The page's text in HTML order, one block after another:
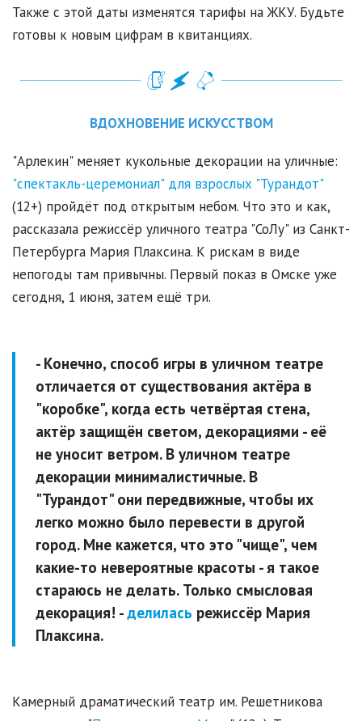
Также с этой даты изменятся тарифы на ЖКУ. Будьте
готовы к новым цифрам в квитанциях.
ВДОХНОВЕНИЕ ИСКУССТВОМ
"Арлекин" меняет кукольные декорации на уличные:
"спектакль-церемониал" для взрослых "Турандот"
(12+) пройдёт под открытым небом. Что это и как,
рассказала режиссёр уличного театра "СоЛу" из Санкт-
Петербурга Мария Плаксина. К рискам в виде
непогоды там привычны. Первый показ в Омске уже
сегодня, 1 июня, затем ещё три.
- Конечно, способ игры в уличном театре
отличается от существования актёра в
"коробке", когда есть четвёртая стена,
актёр защищён светом, декорациями - её
не уносит ветром. В уличном театре
декорации минималистичные. В
"Турандот" они передвижные, чтобы их
легко можно было перевести в другой
город. Мне кажется, что это "чище", чем
какие-то невероятные красоты - я такое
стараюсь не делать. Только смысловая
декорация! -делилась режиссёр Мария
Плаксина.
Камерный драматический театр им. Решетникова